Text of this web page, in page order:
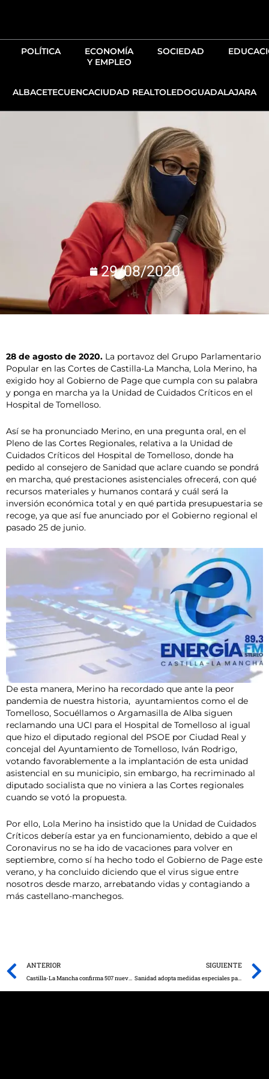
POLÍTICA
ECONOMÍA
Y EMPLEO
SOCIEDAD
ALBACETECUENCACIUDAD REALTOLEDOGUADALAJARA
29/08/2020
28 de agosto de 2020. La portavoz del Grupo Parlamentario
Popular en las Cortes de Castilla-La Mancha, Lola Merino, ha
exigido hoy al Gobierno de Page que cumpla con su palabra
y ponga en marcha ya la Unidad de Cuidados Críticos en el
Hospital de Tomelloso.
Así se ha pronunciado Merino, en una pregunta oral, en el
Pleno de las Cortes Regionales, relativa a la Unidad de
Cuidados Críticos del Hospital de Tomelloso, donde ha
pedido al consejero de Sanidad que aclare cuando se pondrá
en marcha, qué prestaciones asistenciales ofrecerá, con qué
recursos materiales y humanos contará y cuál será la
inversión económica total y en qué partida presupuestaria se
recoge, ya que así fue anunciado por el Gobierno regional el
pasado 25 de junio.
De esta manera, Merino ha recordado que ante la peor
pandemia de nuestra historia, ayuntamientos como el de
Tomelloso, Socuéllamos o Argamasilla de Alba siguen
reclamando una UCI para el Hospital de Tomelloso al igual
que hizo el diputado regional del PSOE por Ciudad Real y
concejal del Ayuntamiento de Tomelloso, Iván Rodrigo,
votando favorablemente a la implantación de esta unidad
asistencial en su municipio, sin embargo, ha recriminado al
diputado socialista que no viniera a las Cortes regionales
cuando se votó la propuesta.
Por ello, Lola Merino ha insistido que la Unidad de Cuidados
Críticos debería estar ya en funcionamiento, debido a que el
Coronavirus no se ha ido de vacaciones para volver en
septiembre, como sí ha hecho todo el Gobierno de Page este
verano, y ha concluido diciendo que el virus sigue entre
nosotros desde marzo, arrebatando vidas y contagiando a
más castellano-manchegos.
Prev
ANTERIOR
Castilla-La Mancha confirma 507 nuevos casos por infección de coronavirus
SIGUIENTE
Sanidad adopta medidas especiales para la localidad ciudadrealeña de Alcoba de los Montes